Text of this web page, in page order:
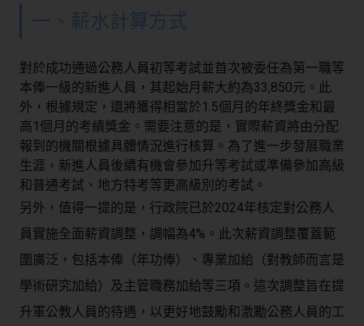
一、薪水計算方式
對於成功通過公務人員初等考試並首次被委任為第一職等
本俸一級的新進人員，其起始月薪大約為33,850元。此
外，根據規定，還將獲得相當於1.5個月的年終獎金和最
高1個月的考績獎金。需要注意的是，實際薪資將由分配
報到的機關根據具體情況進行核算。為了進一步發展職業
生涯，新進人員後續有機會參加升等考試或準備參加高級
和普通考試、地方特考等更高級別的考試。
另外，值得一提的是，行政院已於2024年核定對公務人
員實施全面薪資調整，調幅為4%。此次薪資調整覆蓋範
圍廣泛，包括本俸（年功俸）、專業加給（對教師而言是
學術研究加給）及主管職務加給等三項。這次調整旨在提
升軍公教人員的待遇，以更好地鼓勵和激勵公務人員的工